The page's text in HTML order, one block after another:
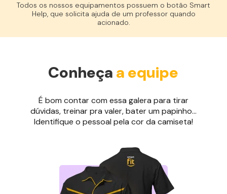
Todos os nossos equipamentos possuem o botão Smart
Help, que solicita ajuda de um professor quando
acionado.
Conheça a equipe
É bom contar com essa galera para tirar
dúvidas, treinar pra valer, bater um papinho...
Identifique o pessoal pela cor da camiseta!